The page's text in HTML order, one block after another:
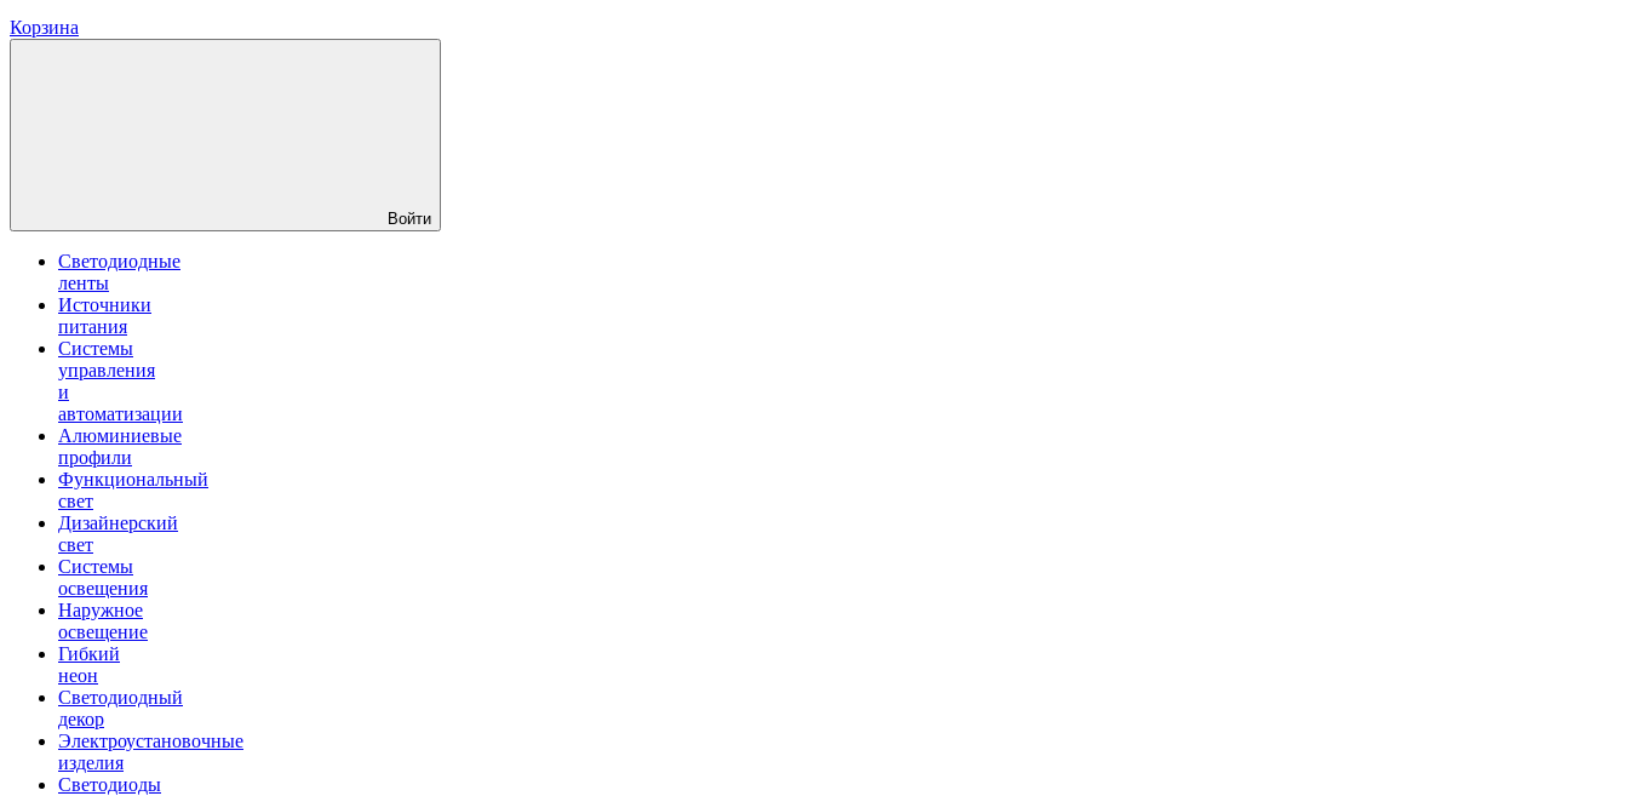
Корзина
Войти
Светодиодные
ленты
Источники
питания
Системы
управления
и
автоматизации
Алюминиевые
профили
Функциональный
свет
Дизайнерский
свет
Системы
освещения
Наружное
освещение
Гибкий
неон
Светодиодный
декор
Электроустановочные
изделия
Светодиоды